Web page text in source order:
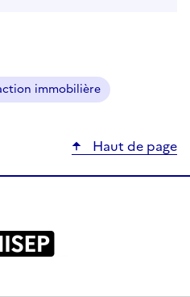
immobilière
Haut de page